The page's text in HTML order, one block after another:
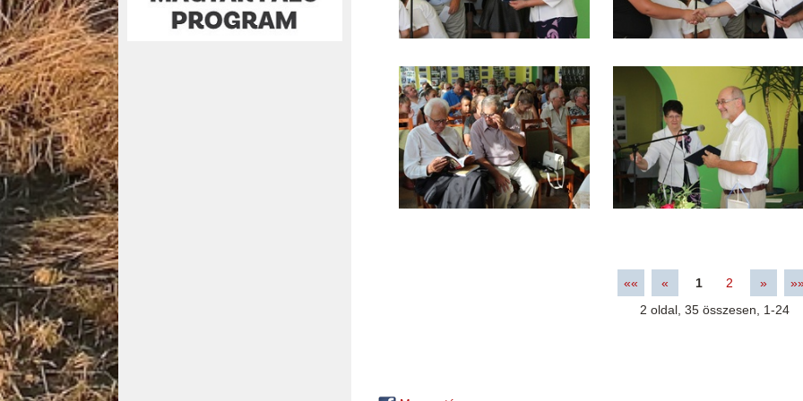
«« « 1 2 »
2 oldal, 35 összesen, 1-24